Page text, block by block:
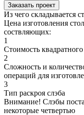
Заказать проект
Из чего складывается
Цена изготовления
соствляющих:
1
Стоимость
2
Сложность и
операций для
3
Тип раскроя слэба
Внимание! Слэбы
некоторые четвертью